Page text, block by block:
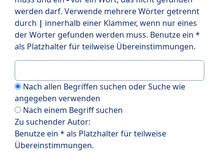
werden darf. Verwende mehrere Wörter getrennt
durch | innerhalb einer Klammer, wenn nur eines
der Wörter gefunden werden muss. Benutze ein *
als Platzhalter für teilweise Übereinstimmungen.
Nach allen Begriffen suchen oder Suche wie
angegeben verwenden
Nach einem Begriff suchen
Zu suchender Autor:
Benutze ein * als Platzhalter für teilweise
Übereinstimmungen.